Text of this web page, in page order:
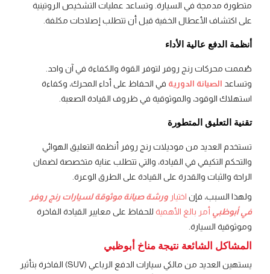
متطورة مدمجة في السيارة. وتساعد عمليات التشخيص الروتينية
على اكتشاف الأعطال الخفية قبل أن تتطلب إصلاحات مكلفة.
أنظمة الدفع عالية الأداء
صُممت محركات رنج روفر لتوفر القوة والكفاءة في آن واحد.
وتساعد الصيانة الدورية في الحفاظ على أداء المحرك، وكفاءة
استهلاك الوقود، والموثوقية في ظروف القيادة الصعبة.
تقنية التعليق المتطورة
تستخدم العديد من موديلات رنج روفر أنظمة التعليق الهوائي
والتحكم التكيفي في القيادة، والتي تتطلب عناية متخصصة لضمان
الراحة والثبات والقدرة على القيادة على الطرق الوعرة.
ولهذا السبب، فإن اختيار ورشة صيانة موثوقة لسيارات رنج روفر
في أبوظبي أمر بالغ الأهمية للحفاظ على معايير القيادة الفاخرة
وموثوقية السيارة.
المشاكل الشائعة نتيجة مناخ أبوظبي
يستهين العديد من مالكي سيارات الدفع الرباعي (SUV) الفاخرة بتأثير